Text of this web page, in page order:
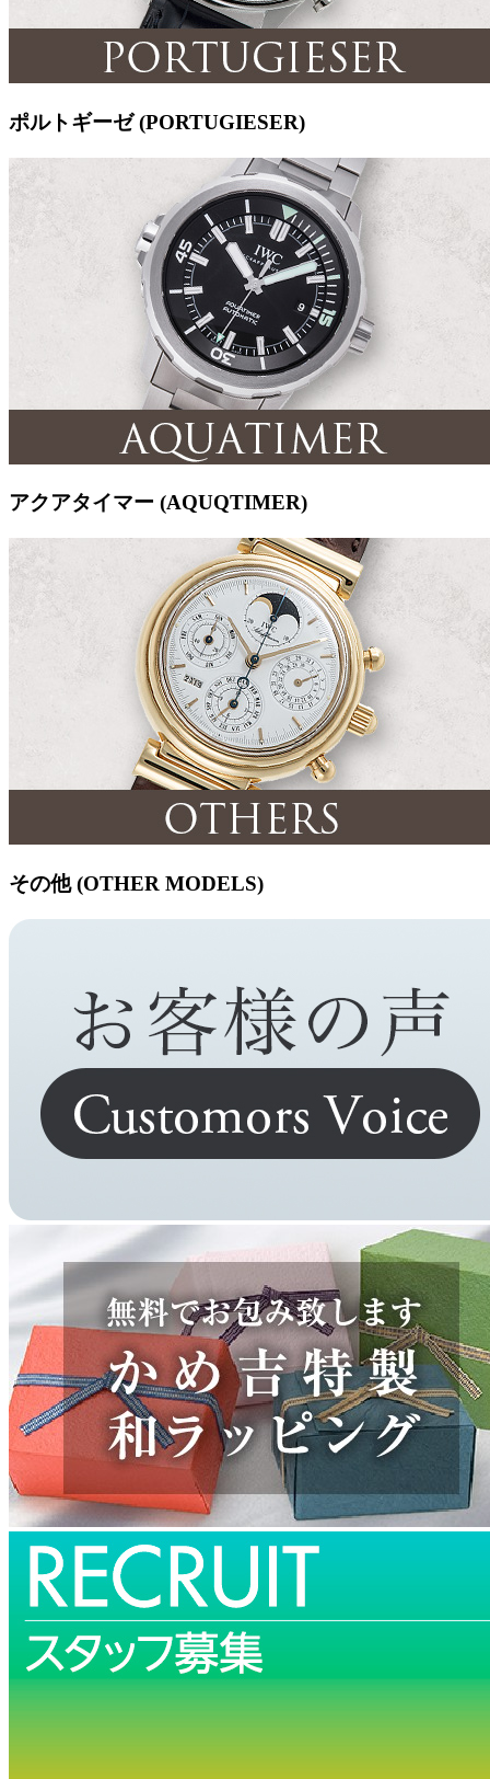
ポルトギーゼ (PORTUGIESER)
アクアタイマー (AQUQTIMER)
その他 (OTHER MODELS)